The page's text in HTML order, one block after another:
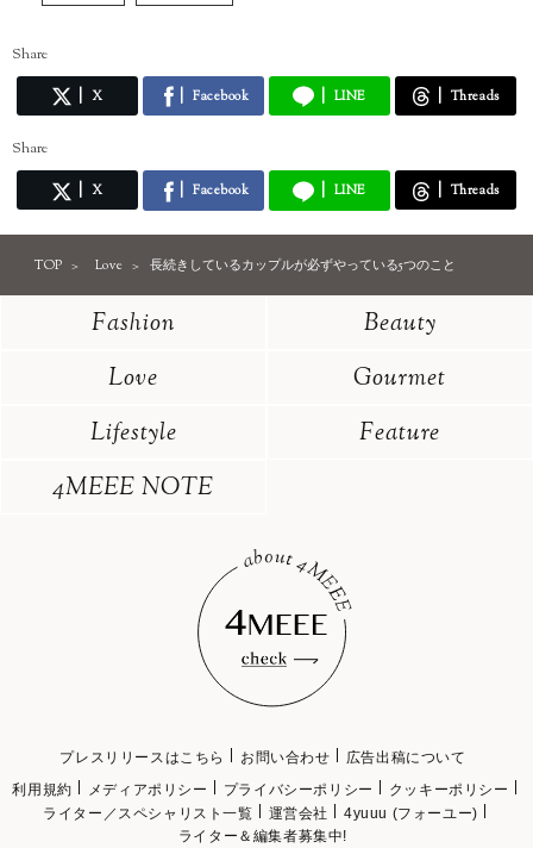
Share
X Facebook LINE Threads
Share
X Facebook LINE Threads
TOP Love 長続きしているカップルが必ずやっている5つのこと
Fashion
Beauty
Love
Gourmet
Lifestyle
Feature
4MEEE NOTE
プレスリリースはこちら お問い合わせ
広告出稿について
利用規約
メディアポリシー プライバシーポリシー
クッキーポリシー
ライター／スペシャリスト一覧
運営会社
4yuuu (フォーユー)
ライター＆編集者募集中!